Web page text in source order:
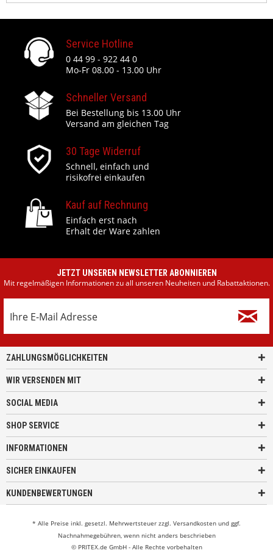
Service Hotline
0 44 99 - 922 44 0
Mo-Fr 08.00 - 13.00 Uhr
Schneller Versand
Bei Bestellung bis 13.00 Uhr
Versand am gleichen Tag
30 Tage Widerruf
Schnell, einfach und
risikofrei einkaufen
Kauf auf Rechnung
Einfach erst nach
Erhalt der Ware zahlen
JETZT UNSEREN NEWSLETTER ABONNIEREN
Mit regelmäßigen Informationen zu all unseren Neuheiten und Rabattaktionen.
ZAHLUNGSMÖGLICHKEITEN
WIR VERSENDEN MIT
SOCIAL MEDIA
SHOP SERVICE
INFORMATIONEN
SICHER EINKAUFEN
KUNDENBEWERTUNGEN
* Alle Preise inkl. gesetzl. Mehrwertsteuer zzgl. Versandkosten und ggf.
Nachnahmegebühren, wenn nicht anders beschrieben
© PRITEX.de GmbH - Alle Rechte vorbehalten